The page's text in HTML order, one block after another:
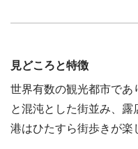
見どころと特徴
世界有数の観光都市であ
と混沌とした街並み、
港はひたすら街歩きが楽